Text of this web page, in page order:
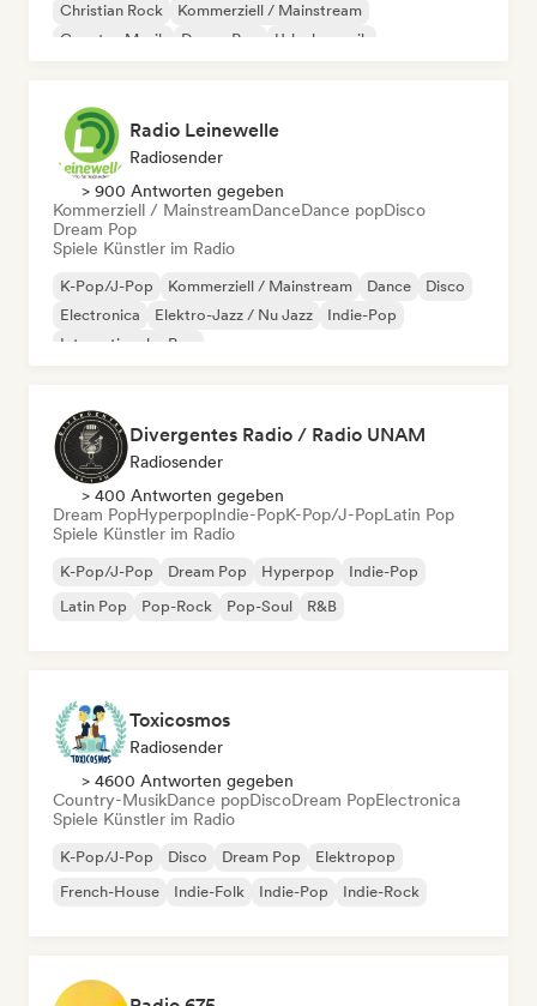
Christian Rock
Kommerziell / Mainstream
Country-Musik
Dream Pop Urlaubsmusik
Radio Leinewelle
Radiosender
> 900 Antworten gegeben
Kommerziell / MainstreamDanceDance popDisco
Dream Pop
Spiele Künstler im Radio
K-Pop/J-Pop Kommerziell / Mainstream Dance
Disco
Electronica
Elektro-Jazz / Nu Jazz
Indie-Pop
Internationaler Pop
Divergentes Radio / Radio UNAM
Radiosender
> 400 Antworten gegeben
Dream PopHyperpopIndie-PopK-Pop/J-PopLatin Pop
Spiele Künstler im Radio
K-Pop/J-Pop Dream Pop Hyperpop
Indie-Pop
Latin Pop
Pop-Rock Pop-Soul R&B
Toxicosmos
Radiosender
> 4600 Antworten gegeben
Country-MusikDance popDiscoDream PopElectronica
Spiele Künstler im Radio
K-Pop/J-Pop Disco Dream Pop
Elektropop
French-House
Indie-Folk Indie-Pop Indie-Rock